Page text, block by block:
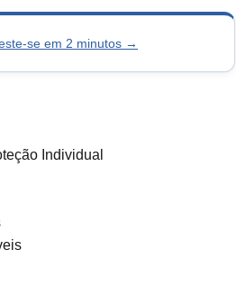
se em 2 minutos →
Individual